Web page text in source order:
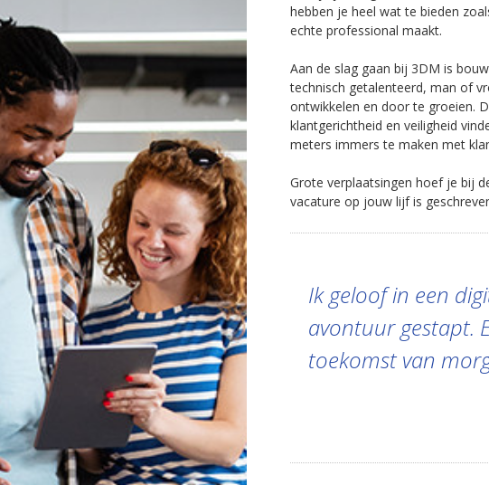
hebben je heel wat te bieden
echte professional maakt.
Aan de slag gaan bij 3DM is
technisch getalenteerd, man of
ontwikkelen en door te groeien.
klantgerichtheid en veiligheid
meters immers te maken met
Grote verplaatsingen hoef je bij
vacature op jouw lijf is
Ik geloof in een
avontuur gestapt.
toekomst van